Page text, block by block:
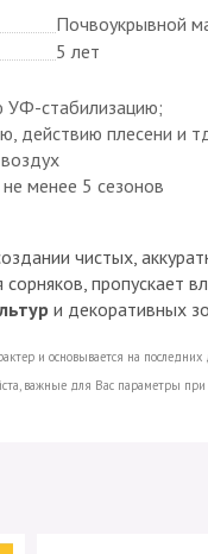
Почвоукрывной
5 лет
УФ-стабилизацию;
действию плесени и
менее 5 сезонов
чистых,
пропускает
и декоративных
и основывается на
важные для Вас параметры при